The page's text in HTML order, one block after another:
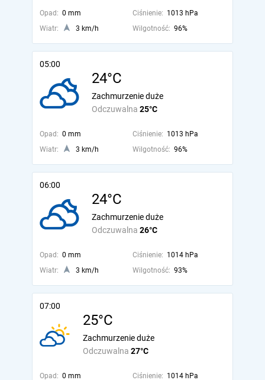
Opad: 0 mm Ciśnienie: 1013 hPa
Wiatr:
3 km/h Wilgotność: 96%
05:00
24°C
Odczuwalna 25°C
Zachmurzenie duże
Opad: 0 mm Ciśnienie: 1013 hPa
Wiatr:
3 km/h Wilgotność: 96%
06:00
24°C
Odczuwalna 26°C
Zachmurzenie duże
Opad: 0 mm Ciśnienie: 1014 hPa
Wiatr:
3 km/h Wilgotność: 93%
07:00
25°C
Odczuwalna 27°C
Zachmurzenie duże
Opad: 0 mm Ciśnienie: 1014 hPa